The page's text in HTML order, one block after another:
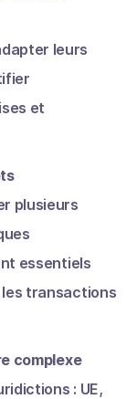
leurs
et
plusieurs
essentiels
transactions
complexe
: UE,